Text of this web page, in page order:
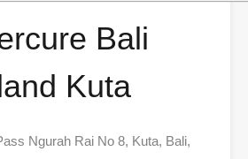
Bali
Kuta
Ngurah Rai No 8, Kuta, Bali,